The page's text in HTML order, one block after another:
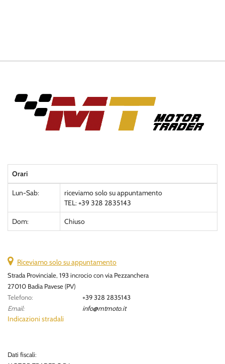
Orari
Lun-Sab:
riceviamo solo su appuntamento
TEL: +39 328 2835143
Dom: Chiuso
Riceviamo solo su appuntamento
Strada Provinciale, 193 incrocio con via Pezzanchera
27010 Badia Pavese (PV)
Telefono:
+39 328 2835143
Email:
info@mtmoto.it
Indicazioni stradali
Dati fiscali: